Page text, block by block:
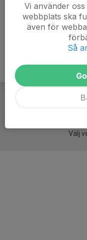
Välj
Vi använder
webbplats ska
även för
Så